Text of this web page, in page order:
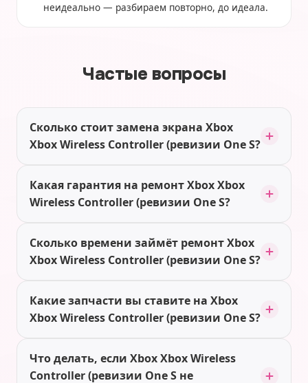
неидеально — разбираем повторно, до идеала.
Частые вопросы
Сколько стоит замена экрана Xbox
Xbox Wireless Controller (ревизии One S?
Какая гарантия на ремонт Xbox Xbox
Wireless Controller (ревизии One S?
Сколько времени займёт ремонт Xbox
Xbox Wireless Controller (ревизии One S?
Какие запчасти вы ставите на Xbox
Xbox Wireless Controller (ревизии One S?
Что делать, если Xbox Xbox Wireless
Controller (ревизии One S не